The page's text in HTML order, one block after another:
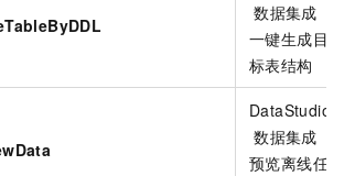
数据集成
一键生成目
标表结构
DataStudio
数据集成
预览离线任